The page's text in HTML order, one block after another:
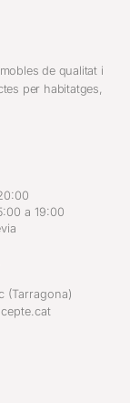
de qualitat i
per habitatges,
a 19:00
(Tarragona)